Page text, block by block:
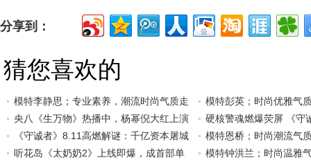
分享到：
猜您喜欢的
模特李静思；专业素养，潮流时尚气质走
模特彭英；时尚优雅气
央八《生万物》热播中，杨幂倪大红上演
硬核警魂燃爆荧屏 《守
《守诚者》8.11高燃解谜：千亿资本屠城
模特恩桥；时尚潮流气
听花岛《太奶奶2》上线即爆，成首部单
模特钟洪兰；时尚温雅